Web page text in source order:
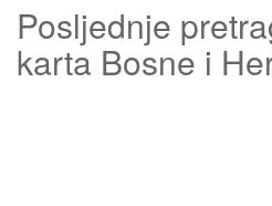
Posljednje
karta Bosne i